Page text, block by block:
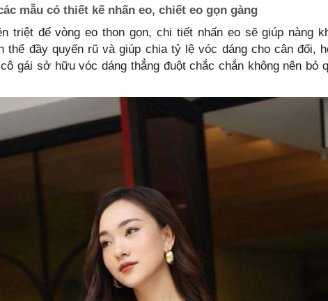
mẫu có thiết kế nhấn eo, chiết eo gọn gàng
triệt để vòng eo thon gọn, chi tiết nhấn eo sẽ giúp nàng
thể đầy quyến rũ và giúp chia tỷ lệ vóc dáng cho cân đối,
gái sở hữu vóc dáng thẳng đuột chắc chắn không nên bỏ